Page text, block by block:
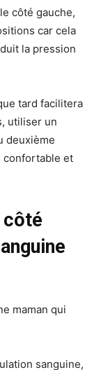
côté gauche,
car cela
la pression
tard facilitera
utiliser un
deuxième
confortable et
côté
maman qui
sanguine,